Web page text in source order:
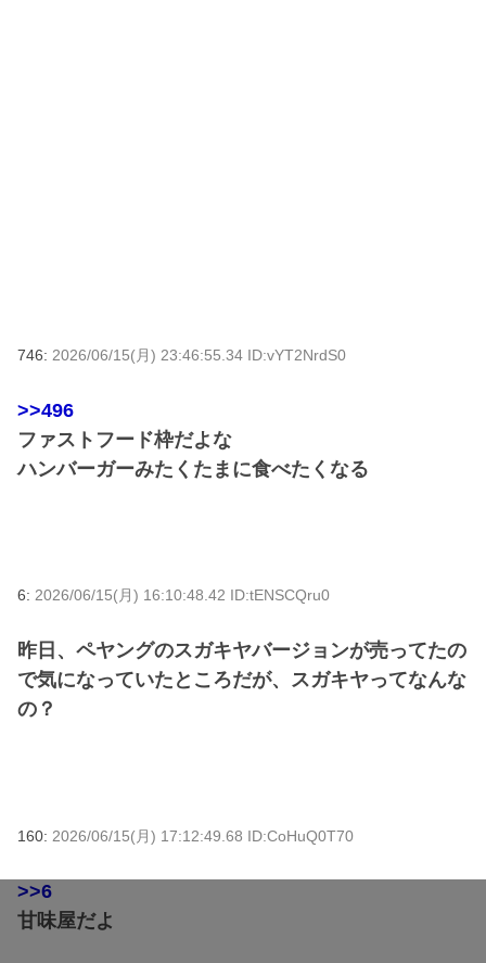
746: 2026/06/15(月) 23:46:55.34 ID:vYT2NrdS0
>>496
ファストフード枠だよな
ハンバーガーみたくたまに食べたくなる
6: 2026/06/15(月) 16:10:48.42 ID:tENSCQru0
昨日、ペヤングのスガキヤバージョンが売ってたの
で気になっていたところだが、スガキヤってなんな
の？
160: 2026/06/15(月) 17:12:49.68 ID:CoHuQ0T70
>>6
甘味屋だよ